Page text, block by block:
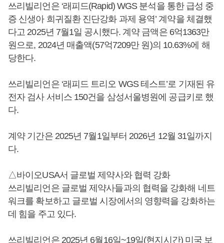
쓰리빌리언은 ‘래피드(Rapid) WGS 분석을 통한 급성 중
증 신생아 희귀질환 진단강화 과제 용역’ 계약을 체결했
다고 2025년 7월1일 공시했다. 계약 금액은 6억1363만
원으로, 2024년 매출액(57억7209만 원)의 10.63%에 해
당한다.
쓰리빌리언은 ‘래피드 트리오 WGS 테스트’로 기재된 유
전자 검사 서비스 150건을 삼성서울병원에 공급키로 했
다.
계약 기간은 2025년 7월1일부터 2026년 12월 31일까지
다.
△바이오USA서 글로벌 제약사와 협력 강화
쓰리빌리언은 글로벌 제약사들과의 협력을 강화해 네트
워크를 확보하고 글로벌 시장에서의 영향력을 강화하는
데 힘을 주고 있다.
쓰리빌리언은 2025년 6월16일~19일(현지시간) 미국 보